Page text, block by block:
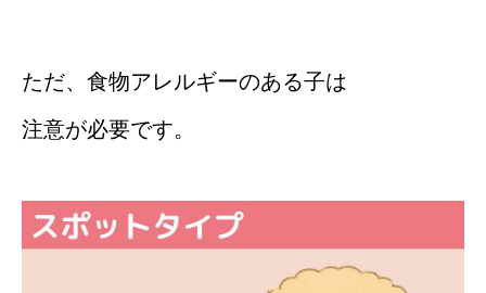
ただ、食物アレルギーのある子は
注意が必要です。